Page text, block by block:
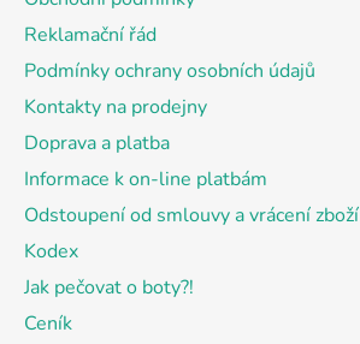
Reklamační řád
Podmínky ochrany osobních údajů
Kontakty na prodejny
Doprava a platba
Informace k on-line platbám
Odstoupení od smlouvy a vrácení zboží
Kodex
Jak pečovat o boty?!
Ceník